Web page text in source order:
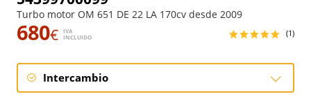
Turbo motor OM 651 DE 22 LA 170cv desde 2009
680€
IVA
INCLUIDO
(1)
Intercambio